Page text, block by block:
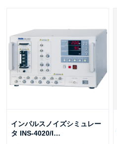
インパルスノイズシミュレー
タ INS-4020/I…